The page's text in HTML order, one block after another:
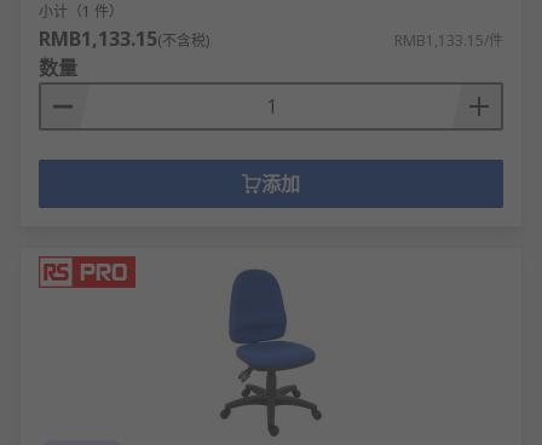
小计（1 件）
RMB1,133.15(不含税) RMB1,133.15/件
数量
添加